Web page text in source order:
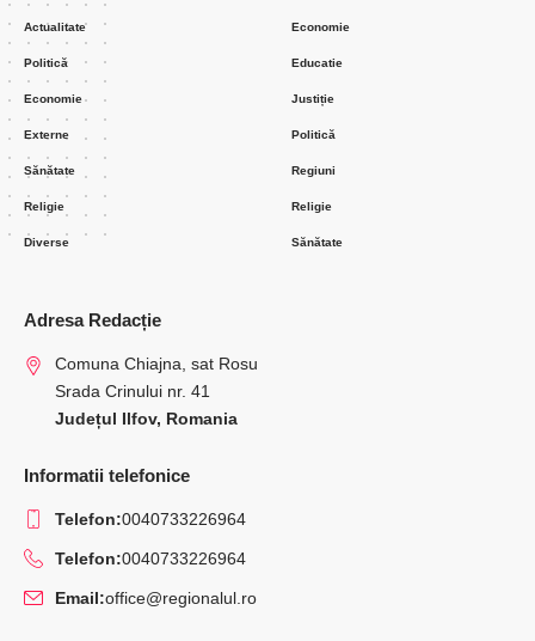
Actualitate
Politică
Economie
Externe
Sănătate
Religie
Diverse
Economie
Educatie
Justiție
Politică
Regiuni
Religie
Sănătate
Adresa Redacție
Comuna Chiajna, sat Rosu
Srada Crinului nr. 41
Județul Ilfov, Romania
Informatii telefonice
Telefon:0040733226964
Telefon:0040733226964
Email:office@regionalul.ro